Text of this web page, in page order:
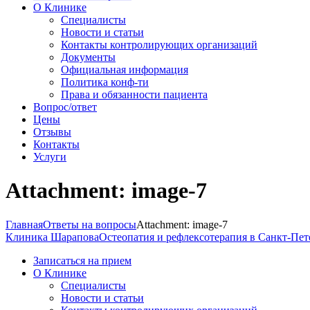
О Клинике
Специалисты
Новости и статьи
Контакты контролирующих организаций
Документы
Официальная информация
Политика конф-ти
Права и обязанности пациента
Вопрос/ответ
Цены
Отзывы
Контакты
Услуги
Attachment: image-7
ГлавнаяОтветы на вопросыAttachment: image-7
Клиника ШараповаОстеопатия и рефлексотерапия в Санкт-
Записаться на прием
О Клинике
Специалисты
Новости и статьи